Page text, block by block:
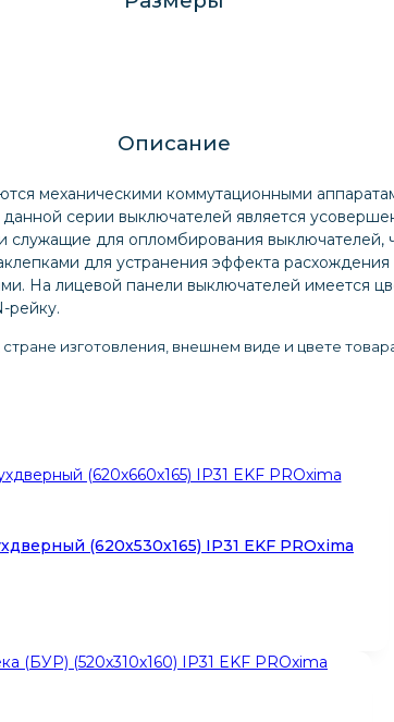
Описание
механическими коммутационными
серии выключателей является
для опломбирования выключателей,
для устранения эффекта
На лицевой панели выключателей имеется
рейку.
изготовления, внешнем виде и цвете
(620х530х165) IP31 EKF PROxima